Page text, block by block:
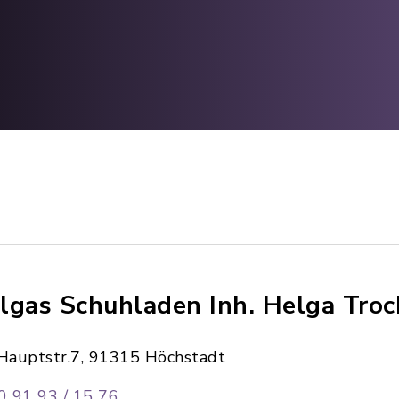
Schuhladen Inh. Helga
91315 Höchstadt